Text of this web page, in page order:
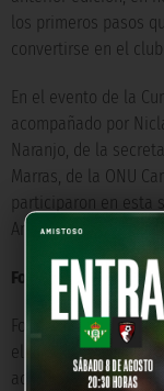
los primeros pasos
convertirse en el
En el evento de la
acompañado por
Naranjo, de la
Marras, de la ONU
participaron en esta
Amit Thusu y Wei Deng.
Forever Green
Forever Green es
el poder del deporte
aquellas empresas